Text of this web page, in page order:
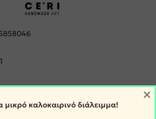
Excel Εκτύπωση Λίστας Παραλαβής
μικρό καλοκαιρινό διάλειμμα!
×